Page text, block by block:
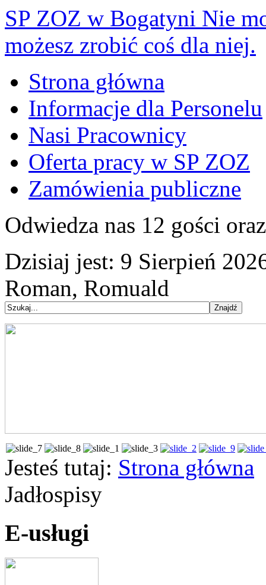
SP ZOZ w Bogatyni Nie
możesz zrobić coś dla niej.
Strona główna
Informacje dla Personelu
Nasi Pracownicy
Oferta pracy w SP ZOZ
Zamówienia publiczne
Odwiedza nas 12 gości
Dzisiaj jest: 9 Sierpień
Roman, Romuald
Jesteś tutaj: Strona główna
Jadłospisy
E-usługi